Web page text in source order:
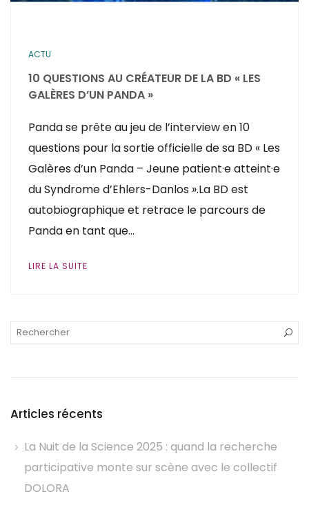
ACTU
10 QUESTIONS AU CRÉATEUR DE LA BD « LES
GALÈRES D’UN PANDA »
Panda se prête au jeu de l’interview en 10
questions pour la sortie officielle de sa BD « Les
Galères d’un Panda – Jeune patient·e atteint·e
du Syndrome d’Ehlers-Danlos ».La BD est
autobiographique et retrace le parcours de
Panda en tant que…
LIRE LA SUITE
Articles récents
La Nuit de la Science 2025 : quand la recherche
participative monte sur scène avec le collectif
DOLORA